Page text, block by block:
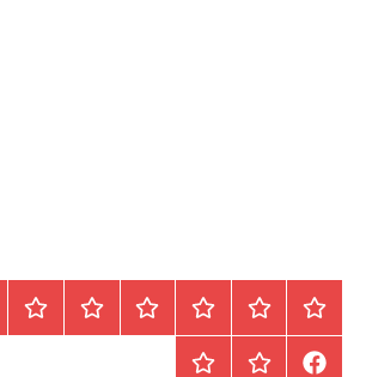
الرئيسيةالمواضيعوظائف
محلية
عقارات Blog
من